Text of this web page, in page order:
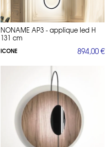
NONAME AP3 - applique led H
131 cm
ICONE 894,00 €